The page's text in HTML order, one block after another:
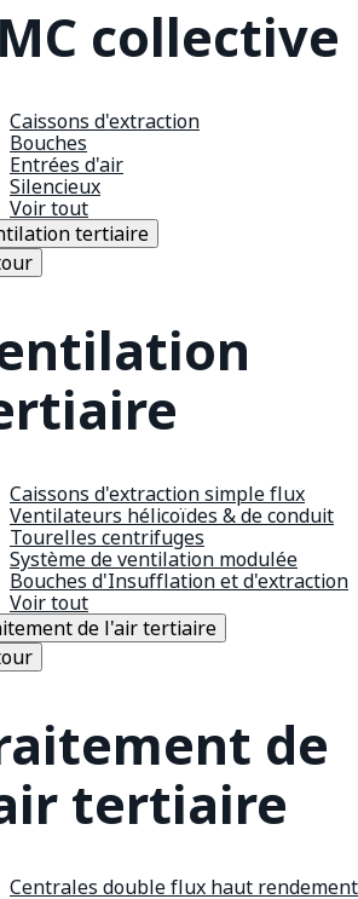
collective
Caissons d'extraction
Bouches
Entrées d'air
Silencieux
Voir tout
tertiaire
Caissons d'extraction simple flux
Ventilateurs hélicoïdes & de conduit
Tourelles centrifuges
Système de ventilation modulée
Bouches d'Insufflation et d'extraction
Voir tout
de l'air tertiaire
de
tertiaire
Centrales double flux haut rendement